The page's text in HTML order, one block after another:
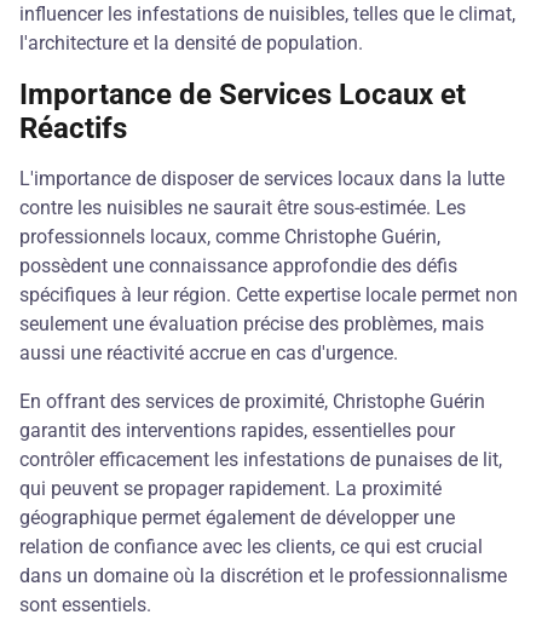
influencer les infestations de nuisibles, telles que le climat,
l'architecture et la densité de population.
Importance de Services Locaux et
Réactifs
L'importance de disposer de services locaux dans la lutte
contre les nuisibles ne saurait être sous-estimée. Les
professionnels locaux, comme Christophe Guérin,
possèdent une connaissance approfondie des défis
spécifiques à leur région. Cette expertise locale permet non
seulement une évaluation précise des problèmes, mais
aussi une réactivité accrue en cas d'urgence.
En offrant des services de proximité, Christophe Guérin
garantit des interventions rapides, essentielles pour
contrôler efficacement les infestations de punaises de lit,
qui peuvent se propager rapidement. La proximité
géographique permet également de développer une
relation de confiance avec les clients, ce qui est crucial
dans un domaine où la discrétion et le professionnalisme
sont essentiels.